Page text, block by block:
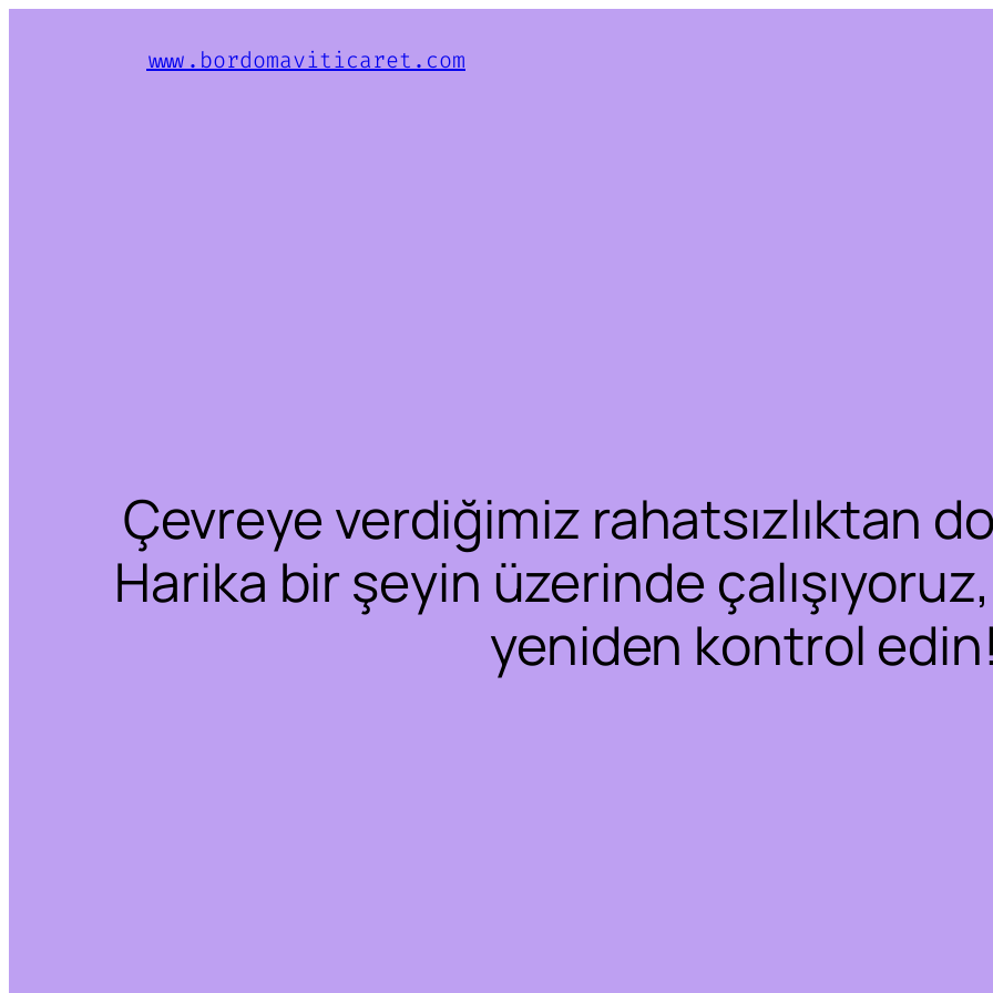
www.bordomaviticaret.com
Çevreye verdiğimiz rahatsızlıktan
Harika bir şeyin üzerinde
yeniden kontrol edin!